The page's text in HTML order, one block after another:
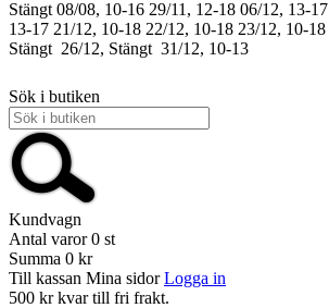
Stängt 08/08, 10-16 29/11, 12-18 06/12, 13-17
13-17 21/12, 10-18 22/12, 10-18 23/12, 10-18
Stängt 26/12, Stängt 31/12, 10-13
Sök i butiken
Kundvagn
Antal varor 0 st
Summa 0 kr
Till kassan Mina sidor Logga in
500 kr kvar till fri frakt.